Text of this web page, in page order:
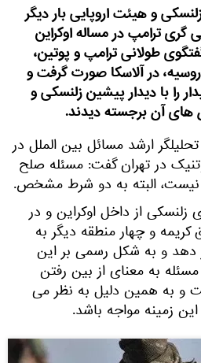
و هیئت اروپایی بار دیگر
گری ترامپ در مساله اوکراین
طولانی ترامپ و پوتین،
در آلاسکا صورت گرفت و
را با دیدار پیشین زلنسکی و
های آن برجسته دیدند.
ارشد مسائل بین الملل در
در تهران گفت: مسئله صلح
نیست، البته به دو شرط مشخص.
از داخل اوکراین و در
کریمه و چهار منطقه دیگر به
دهد و به شکل رسمی بر این
به معنای از بین رفتن
و به همین دلیل به نظر می
زمینه مواجه باشد.